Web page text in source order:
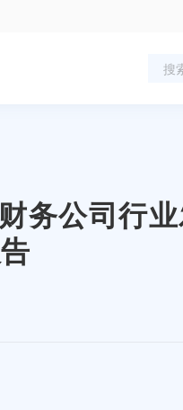
务公司行业